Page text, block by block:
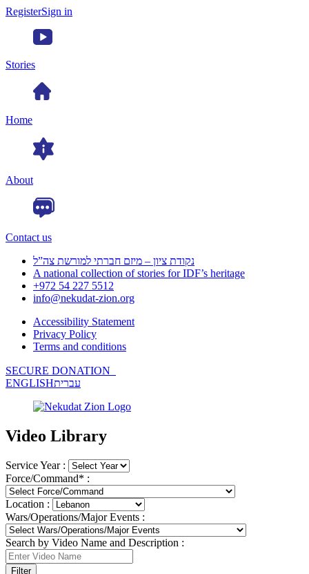
RegisterSign in
Stories
Home
About
Contact us
נקודת ציון – מיזם חברתי למורשת צה”ל
A national collection of stories for IDF’s heritage
+972 54 227 5512
info@nekudat-zion.org
Accessibility Statement
Privacy Policy
Terms and conditions
SECURE DONATION
ENGLISHעברית
Video Library
Service Year :
Force/Command* :
Location :
Wars/Operations/Major Events :
Search by Video Name and Description :